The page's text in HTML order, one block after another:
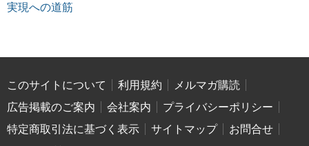
実現への道筋
このサイトについて 利用規約
メルマガ購読
広告掲載のご案内
会社案内
プライバシーポリシー
特定商取引法に基づく表示
サイトマップ
お問合せ